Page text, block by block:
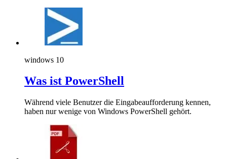
windows 10
Was ist PowerShell
Während viele Benutzer die Eingabeaufforderung kennen,
haben nur wenige von Windows PowerShell gehört.